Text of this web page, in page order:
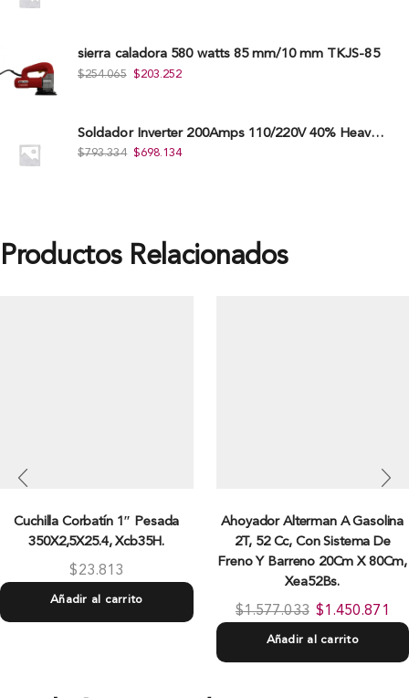
sierra caladora 580 watts 85 mm/10 mm TKJS-85
$254.065 $203.252
Soldador Inverter 200Amps 110/220V 40% Heavy Duty (Hd) Tkwi-200-C
$793.334 $698.134
Productos Relacionados
Cuchilla Corbatí­n 1″ Pesada
350X2,5X25.4, Xcb35H.
$23.813
Añadir al carrito
Ahoyador Alterman A Gasolina
2T, 52 Cc, Con Sistema De
Freno Y Barreno 20Cm X 80Cm,
Xea52Bs.
$1.577.033 $1.450.871
Añadir al carrito